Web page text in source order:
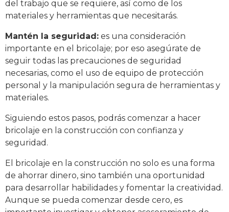
del trabajo que se requiere, así como de los
materiales y herramientas que necesitarás.
Mantén la seguridad: es una consideración
importante en el bricolaje; por eso asegúrate de
seguir todas las precauciones de seguridad
necesarias, como el uso de equipo de protección
personal y la manipulación segura de herramientas y
materiales.
Siguiendo estos pasos, podrás comenzar a hacer
bricolaje en la construcción con confianza y
seguridad.
El bricolaje en la construcción no solo es una forma
de ahorrar dinero, sino también una oportunidad
para desarrollar habilidades y fomentar la creatividad.
Aunque se pueda comenzar desde cero, es